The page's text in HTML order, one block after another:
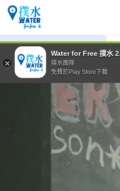
關於我們
下載應用
網誌
報告新飲水
ENGLISH
下載
Water for Free 撲水
撲水團隊
免費於Play Store下載